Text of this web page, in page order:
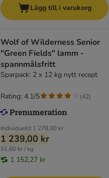
Lägg till i varukorg
Wolf of Wilderness Senior
"Green Fields" lamm -
spannmålsfritt
Sparpack: 2 x 12 kg nytt recept
Individuellt 1 278,00 kr
1 239,00 kr
51,60 kr / kg
1 152,27 kr
Rating: 4.1/5 (42)